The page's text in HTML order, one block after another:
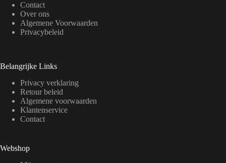
Contact
Over ons
Algemene Voorwaarden
Privacybeleid
Belangrijke Links
Privacy verklaring
Retour beleid
Algemene voorwaarden
Klantenservice
Contact
Webshop